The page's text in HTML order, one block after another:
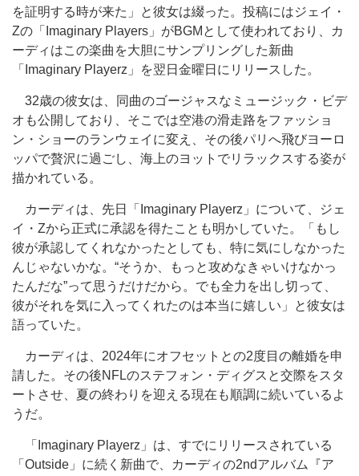
を証明する時が来た」と彼女は綴った。投稿にはジェイ・
Zの「Imaginary Players」がBGMとして使われており、カ
ーディはこの楽曲を大胆にサンプリングした新曲
「Imaginary Playerz」を翌日金曜日にリリースした。
32歳の彼女は、同曲のゴージャスなミュージック・ビデ
オも公開しており、そこでは空港の滑走路をファッショ
ン・ショーのランウェイに変え、その後パリへ飛びヨーロ
ッパで贅沢に過ごし、海上のヨットでリラックスする姿が
描かれている。
カーディは、先日「Imaginary Playerz」について、ジェ
イ・Zから正式に承認を得たことも明かしていた。「もし
彼が承認してくれなかったとしても、特に気にしなかった
んじゃないかな。“そうか、もっと攻めなきゃいけなかっ
たんだな”って思うだけだから。でも全力を出し切って、
彼がそれを気に入ってくれたのは本当に嬉しい」と彼女は
語っていた。
カーディは、2024年にオフセットとの2度目の離婚を申
請した。その後NFLのステフォン・ディグスと交際をスタ
ートさせ、夏の終わりを迎える現在も順調に続いているよ
うだ。
「Imaginary Playerz」は、すでにリリースされている
「Outside」に続く新曲で、カーディの2ndアルバム『ア